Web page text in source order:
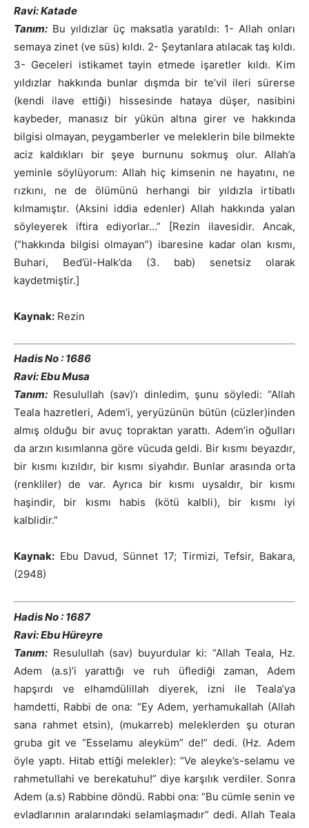
Ravi: Katade
Tanım: Bu yıldızlar üç maksatla yaratıldı: 1- Allah onları
semaya zinet (ve süs) kıldı. 2- Şeytanlara atılacak taş kıldı.
3- Geceleri istikamet tayin etmede işaretler kıldı. Kim
yıldızlar hakkında bunlar dışmda bir te’vil ileri sürerse
(kendi ilave ettiği) hissesinde hataya düşer, nasibini
kaybeder, manasız bir yükün altına girer ve hakkında
bilgisi olmayan, peygamberler ve meleklerin bile bilmekte
aciz kaldıkları bir şeye burnunu sokmuş olur. Allah’a
yeminle söylüyorum: Allah hiç kimsenin ne hayatını, ne
rızkını, ne de ölümünü herhangi bir yıldızla irtibatlı
kılmamıştır. (Aksini iddia edenler) Allah hakkında yalan
söyleyerek iftira ediyorlar…” [Rezin ilavesidir. Ancak,
(“hakkında bilgisi olmayan”) ibaresine kadar olan kısmı,
Buhari, Bed’ül-Halk’da (3. bab) senetsiz olarak
kaydetmiştir.]
Kaynak: Rezin
Hadis No : 1686
Ravi: Ebu Musa
Tanım: Resulullah (sav)’ı dinledim, şunu söyledi: “Allah
Teala hazretleri, Adem’i, yeryüzünün bütün (cüzler)inden
almış olduğu bir avuç topraktan yarattı. Adem’in oğulları
da arzın kısımlanna göre vücuda geldi. Bir kısmı beyazdır,
bir kısmı kızıldır, bir kısmı siyahdır. Bunlar arasında orta
(renkliler) de var. Ayrıca bir kısmı uysaldır, bir kısmı
haşindir, bir kısmı habis (kötü kalbli), bir kısmı iyi
kalblidir.”
Kaynak: Ebu Davud, Sünnet 17; Tirmizi, Tefsir, Bakara,
(2948)
Hadis No : 1687
Ravi: Ebu Hüreyre
Tanım: Resulullah (sav) buyurdular ki: “Allah Teala, Hz.
Adem (a.s)’i yarattığı ve ruh üflediği zaman, Adem
hapşırdı ve elhamdülillah diyerek, izni ile Teala’ya
hamdetti, Rabbi de ona: “Ey Adem, yerhamukallah (Allah
sana rahmet etsin), (mukarreb) meleklerden şu oturan
gruba git ve “Esselamu aleyküm” de!” dedi. (Hz. Adem
öyle yaptı. Hitab ettiği melekler): “Ve aleyke’s-selamu ve
rahmetullahi ve berekatuhu!” diye karşılık verdiler. Sonra
Adem (a.s) Rabbine döndü. Rabbi ona: “Bu cümle senin ve
evladlarının aralarındaki selamlaşmadır” dedi. Allah Teala